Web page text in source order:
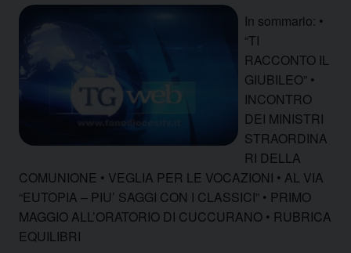
In sommario: •
“TI
RACCONTO IL
GIUBILEO” •
INCONTRO
DEI MINISTRI
STRAORDINA
RI DELLA
COMUNIONE • VEGLIA PER LE VOCAZIONI • AL VIA
“EUTOPIA – PIU’ SAGGI CON I CLASSICI” • PRIMO
MAGGIO ALL’ORATORIO DI CUCCURANO • RUBRICA
EQUILIBRI